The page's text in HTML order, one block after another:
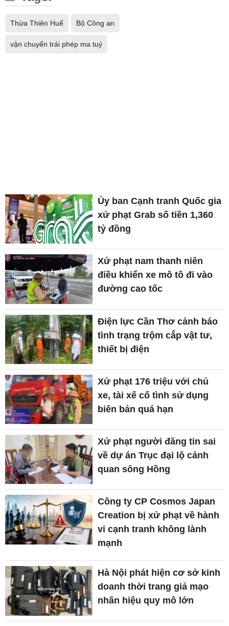
Thừa Thiên Huế Bộ Công an
vận chuyển trái phép ma tuý
Ủy ban Cạnh tranh Quốc gia
xử phạt Grab số tiền 1,360
tỷ đồng
Xử phạt nam thanh niên
điều khiển xe mô tô đi vào
đường cao tốc
Điện lực Cần Thơ cảnh báo
tình trạng trộm cắp vật tư,
thiết bị điện
Xử phạt 176 triệu với chủ
xe, tài xế cố tình sử dụng
biên bản quá hạn
Xử phạt người đăng tin sai
về dự án Trục đại lộ cảnh
quan sông Hồng
Công ty CP Cosmos Japan
Creation bị xử phạt về hành
vi cạnh tranh không lành
mạnh
Hà Nội phát hiện cơ sở kinh
doanh thời trang giả mạo
nhãn hiệu quy mô lớn